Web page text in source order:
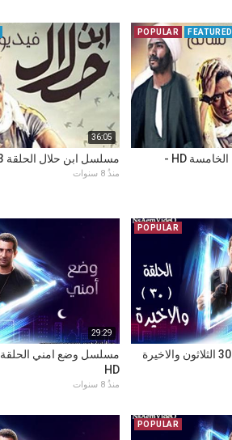
POPULAR FEATURED
مسلسل ابن حلال الحلقة 5 الخامسة HD -
36:05
مسلسل ابن حلال الحلقة 3 الثالثة HD - يوتيوب
منذُ 8 سنوات
POPULAR
مسلسل وضع امني الحلقة 30 الثلاثون والاخيرة
29:29
HD
منذُ 8 سنوات
POPULAR